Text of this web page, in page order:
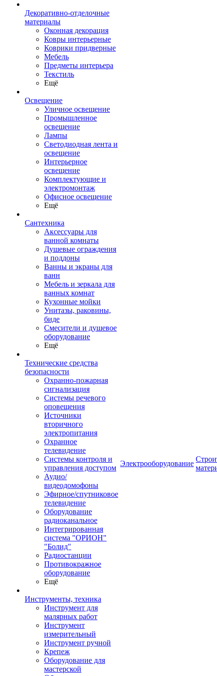
Декоративно-отделочные
материалы
Оконная декорация
Ковры интерьерные
Коврики придверные
Мебель
Предметы интерьера
Текстиль
Ещё
Освещение
Уличное освещение
Промышленное
освещение
Лампы
Светодиодная лента и
освещение
Интерьерное
освещение
Комплектующие и
электромонтаж
Офисное освещение
Ещё
Сантехника
Аксессуары для
ванной комнаты
Душевые ограждения
и поддоны
Ванны и экраны для
ванн
Мебель и зеркала для
ванных комнат
Кухонные мойки
Унитазы, раковины,
биде
Смесители и душевое
оборудование
Ещё
Технические средства
безопасности
Охранно-пожарная
сигнализация
Системы речевого
оповещения
Источники
вторичного
электропитания
Охранное
телевидение
Системы контроля и
управления доступом
Аудио/
видеодомофоны
Эфирное/спутниковое
телевидение
Оборудование
радиоканальное
Интегрированная
система "ОРИОН"
"Болид"
Радиостанции
Противокражное
оборудование
Ещё
Инструменты, техника
Инструмент для
малярных работ
Инструмент
измерительный
Инструмент ручной
Крепеж
Оборудование для
мастерской
Электрооборудование